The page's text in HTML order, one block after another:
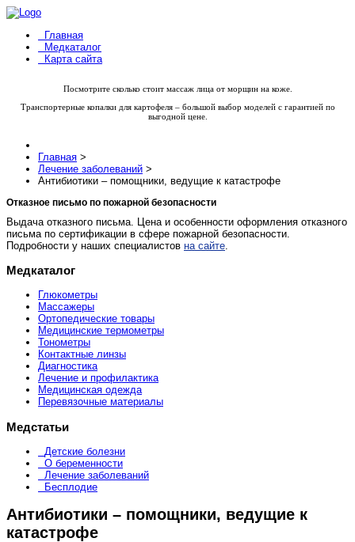
Главная
Медкаталог
Карта сайта
Посмотрите сколько стоит массаж лицаот морщин на коже.
Транспортерные копалки для картофеля– большой выбор моделей с гарантией по
выгодной цене.
Главная >
Лечение заболеваний >
Антибиотики – помощники, ведущие к катастрофе
Отказное письмо по пожарной безопасности
Выдача отказного письма. Цена и особенности оформления отказного
письма по сертификации в сфере пожарной безопасности.
Подробности у наших специалистов на сайте.
Медкаталог
Глюкометры
Массажеры
Ортопедические товары
Медицинские термометры
Тонометры
Контактные линзы
Диагностика
Лечение и профилактика
Медицинская одежда
Перевязочные материалы
Медстатьи
Детские болезни
О беременности
Лечение заболеваний
Бесплодие
Антибиотики – помощники, ведущие к
катастрофе